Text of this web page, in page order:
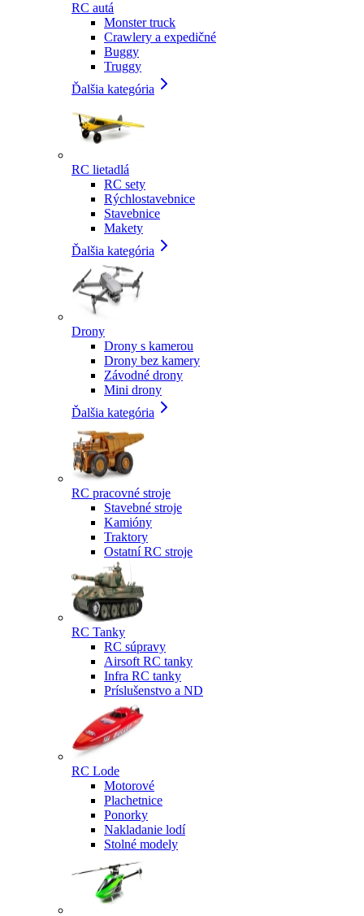
RC autá
Monster truck
Crawlery a expedičné
Buggy
Truggy
Ďalšia kategória
RC lietadlá
RC sety
Rýchlostavebnice
Stavebnice
Makety
Ďalšia kategória
Drony
Drony s kamerou
Drony bez kamery
Závodné drony
Mini drony
Ďalšia kategória
RC pracovné stroje
Stavebné stroje
Kamióny
Traktory
Ostatní RC stroje
RC Tanky
RC súpravy
Airsoft RC tanky
Infra RC tanky
Príslušenstvo a ND
RC Lode
Motorové
Plachetnice
Ponorky
Nakladanie lodí
Stolné modely